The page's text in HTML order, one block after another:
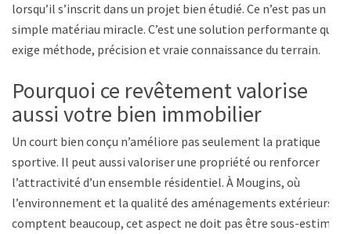
lorsqu’il s’inscrit dans un projet bien étudié. Ce n’est pas un
simple matériau miracle. C’est une solution performante qui
exige méthode, précision et vraie connaissance du terrain.
Pourquoi ce revêtement valorise
aussi votre bien immobilier
Un court bien conçu n’améliore pas seulement la pratique
sportive. Il peut aussi valoriser une propriété ou renforcer
l’attractivité d’un ensemble résidentiel. À Mougins, où
l’environnement et la qualité des aménagements extérieurs
comptent beaucoup, cet aspect ne doit pas être sous-estimé.